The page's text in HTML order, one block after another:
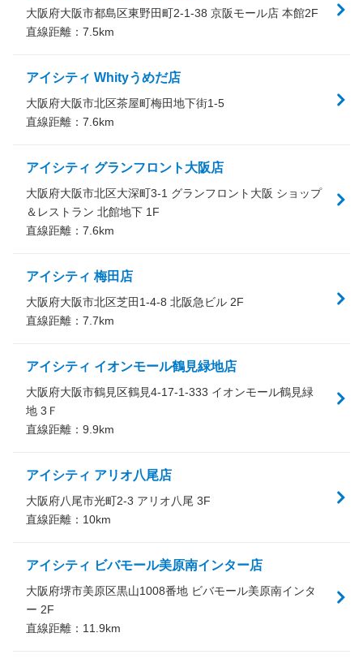
大阪府大阪市都島区東野田町2-1-38 京阪モール店 本館2F
直線距離： 7.5km
アイシティ Whityうめだ店
大阪府大阪市北区茶屋町梅田地下街1-5
直線距離： 7.6km
アイシティ グランフロント大阪店
大阪府大阪市北区大深町3-1 グランフロント大阪 ショップ
＆レストラン 北館地下 1F
直線距離： 7.6km
アイシティ 梅田店
大阪府大阪市北区芝田1-4-8 北阪急ビル 2F
直線距離： 7.7km
アイシティ イオンモール鶴見緑地店
大阪府大阪市鶴見区鶴見4-17-1-333 イオンモール鶴見緑
地 3Ｆ
直線距離： 9.9km
アイシティ アリオ八尾店
大阪府八尾市光町2-3 アリオ八尾 3F
直線距離： 10km
アイシティ ビバモール美原南インター店
大阪府堺市美原区黒山1008番地 ビバモール美原南インタ
ー 2F
直線距離： 11.9km